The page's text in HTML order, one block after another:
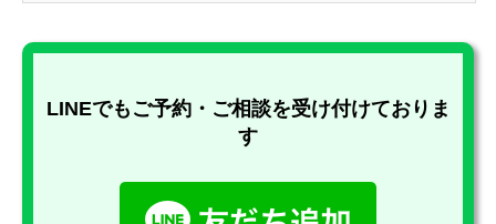
LINEでもご予約・ご相談を受け付けておりま
す